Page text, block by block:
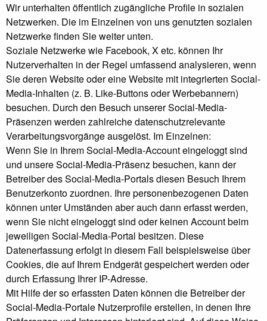
Wir unterhalten öffentlich zugängliche Profile in sozialen
Netzwerken. Die im Einzelnen von uns genutzten sozialen
Netzwerke finden Sie weiter unten.
Soziale Netzwerke wie Facebook, X etc. können Ihr
Nutzerverhalten in der Regel umfassend analysieren, wenn
Sie deren Website oder eine Website mit integrierten Social-
Media-Inhalten (z. B. Like-Buttons oder Werbebannern)
besuchen. Durch den Besuch unserer Social-Media-
Präsenzen werden zahlreiche datenschutzrelevante
Verarbeitungsvorgänge ausgelöst. Im Einzelnen:
Wenn Sie in Ihrem Social-Media-Account eingeloggt sind
und unsere Social-Media-Präsenz besuchen, kann der
Betreiber des Social-Media-Portals diesen Besuch Ihrem
Benutzerkonto zuordnen. Ihre personenbezogenen Daten
können unter Umständen aber auch dann erfasst werden,
wenn Sie nicht eingeloggt sind oder keinen Account beim
jeweiligen Social-Media-Portal besitzen. Diese
Datenerfassung erfolgt in diesem Fall beispielsweise über
Cookies, die auf Ihrem Endgerät gespeichert werden oder
durch Erfassung Ihrer IP-Adresse.
Mit Hilfe der so erfassten Daten können die Betreiber der
Social-Media-Portale Nutzerprofile erstellen, in denen Ihre